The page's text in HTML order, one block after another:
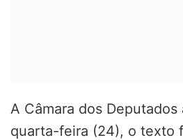
A Câmara dos
quarta-feira (24), o texto